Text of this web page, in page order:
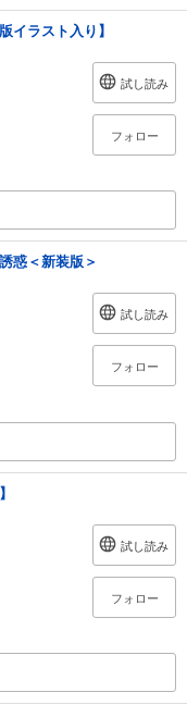
イラスト入り】
試し読み
フォロー
惑＜新装版＞
試し読み
フォロー
試し読み
フォロー